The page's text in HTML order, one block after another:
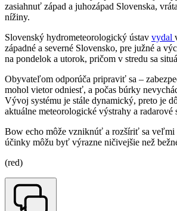
zasiahnuť západ a juhozápad Slovenska,
nížiny.
Slovenský hydrometeorologický ústav vydal
západné a severné Slovensko, pre južné a
na pondelok a utorok, pričom v stredu sa
Obyvateľom odporúča pripraviť sa –
mohol vietor odniesť, a počas búrky
Vývoj systému je stále dynamický, preto je
aktuálne meteorologické výstrahy a radarové
Bow echo môže vzniknúť a rozšíriť sa veľmi
účinky môžu byť výrazne ničivejšie než
(red)